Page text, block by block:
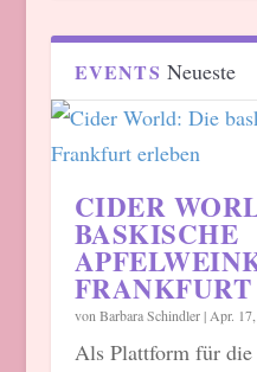
EVENTS Neueste
CIDER
BASKISCHE
von Barbara Schindler| Apr.
Als Plattform für die